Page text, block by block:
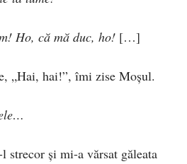
Ho, că mă duc, ho! […]
„Hai, hai!”, îmi zise Moşul.
strecor şi mi-a vărsat găleata